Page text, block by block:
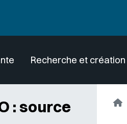
Recherche et création
: source